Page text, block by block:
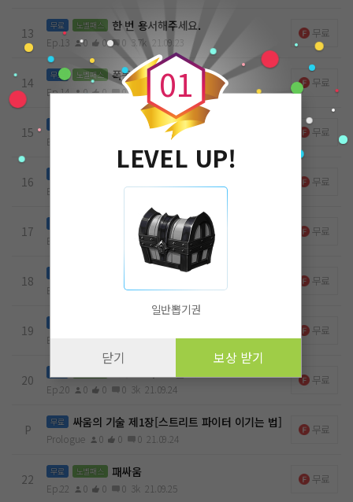
13
무료 노벨패스 한 번 용서해주세요.
Ep.13 0 0 0 3.7k 21.09.23
무료
14
무료 노벨패스 폭동 진압 작전1
Ep.14 0 0 0 3.5k 21.09.23
무료
15 범죄자의 신상이 밝혀지다!!
Ep.15 21.09.23
무료
16 태권도[KTA]VS복싱[MMA]
Ep.16 0 3k 21.09.23
무료
17 1대1 단판승부[태권도VS복싱]
Ep.17 3k 21.09.23
무료
18 싸움 최강자의 등장
Ep.18 0 3.1k 21.09.23
무료
19
Ep.19 21.09.24
무료
20
Ep.20 0 0 0 3k 21.09.24
무료
P
무료 싸움의 기술 제1장[스트리트 파이터 이기는 법]
Prologue 0 0 0 21.09.24
무료
22
무료 노벨패스 패싸움
Ep.22 0 0 0 3k 21.09.25
무료
0
0
1
LEVEL UP!
일반뽑기권
닫기 보상 받기